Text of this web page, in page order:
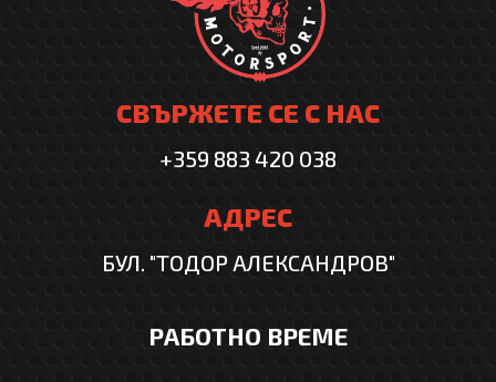
СВЪРЖЕТЕ СЕ С НАС
+359 883 420 038
АДРЕС
БУЛ. "ТОДОР АЛЕКСАНДРОВ"
РАБОТНО ВРЕМЕ